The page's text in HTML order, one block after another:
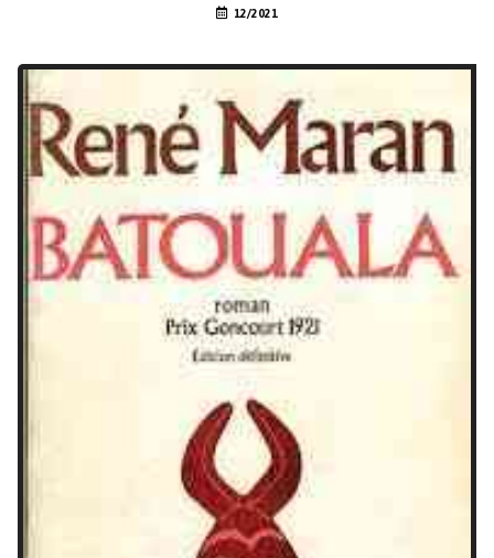
12/2021